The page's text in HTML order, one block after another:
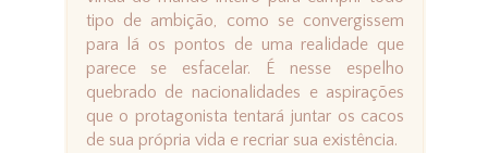
tipo de ambição, como se convergissem
para lá os pontos de uma realidade que
parece se esfacelar. É nesse espelho
quebrado de nacionalidades e aspirações
que o protagonista tentará juntar os cacos
de sua própria vida e recriar sua existência.